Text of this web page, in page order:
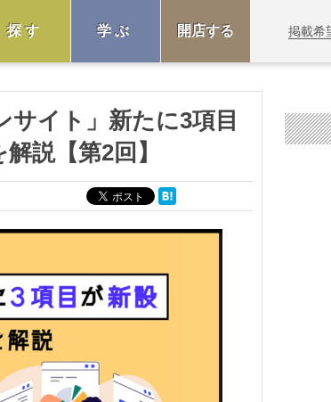
探す 学ぶ 開店する 掲載希
サイト」新たに3項目
説【第2回】